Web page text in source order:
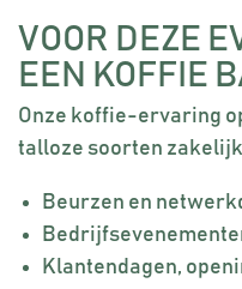
VOOR DEZE
EEN KOFFIE
Onze koffie-ervaring
talloze soorten
Beurzen en
Klantendagen,